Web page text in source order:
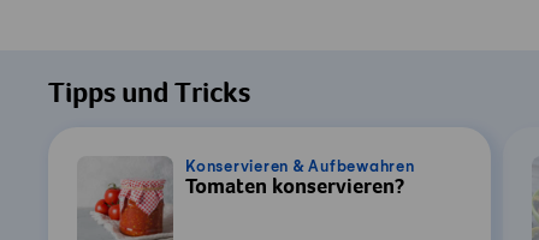
Tipps und Tricks
Konservieren & Aufbewahren
Tomaten konservieren?